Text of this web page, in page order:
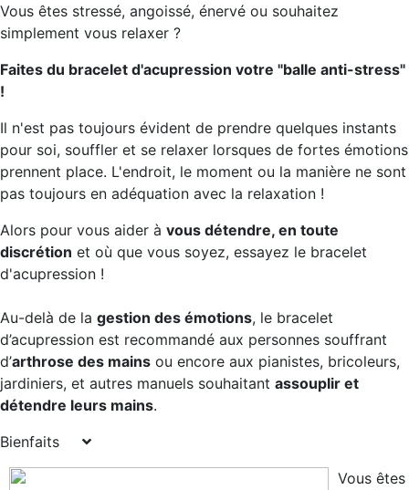
Vous êtes stressé, angoissé, énervé ou souhaitez
simplement vous relaxer ?
Faites du bracelet d'acupression votre "balle anti-stress"
!
Il n'est pas toujours évident de prendre quelques instants
pour soi, souffler et se relaxer lorsques de fortes émotions
prennent place. L'endroit, le moment ou la manière ne sont
pas toujours en adéquation avec la relaxation !
Alors pour vous aider à vous détendre, en toute
discrétion et où que vous soyez, essayez le bracelet
d'acupression !
Au-delà de la gestion des émotions, le bracelet
d’acupression est recommandé aux personnes souffrant
d’arthrose des mains ou encore aux pianistes, bricoleurs,
jardiniers, et autres manuels souhaitant assouplir et
détendre leurs mains.
Bienfaits
Vous êtes